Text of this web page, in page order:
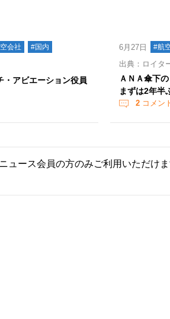
会社
#国内
・アビエーション役員
6月27日 #航
出典：ロイタ
ＡＮＡ傘下
まずは2年半
2 コメン
ュース会員の方のみご利用いただけま